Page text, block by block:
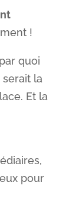
!
quoi
la
Et la
pour